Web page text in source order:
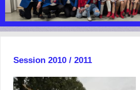
Session 2010 / 2011